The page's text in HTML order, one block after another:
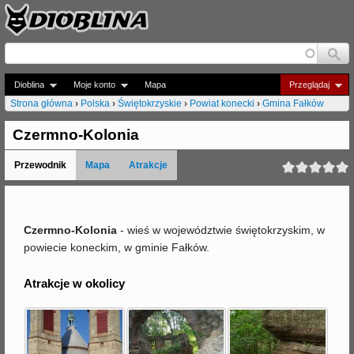
Jump to navigation
Dioblina Moje konto Przeglądaj
Mapa
J
e
s
Strona główna › Polska › Świętokrzyskie › Powiat konecki › Gmina Fałków
Czermno-Kolonia
Przewodnik Mapa Atrakcje
Czermno-Kolonia - wieś w województwie świętokrzyskim, w
powiecie koneckim, w gminie Fałków.
Atrakcje w okolicy